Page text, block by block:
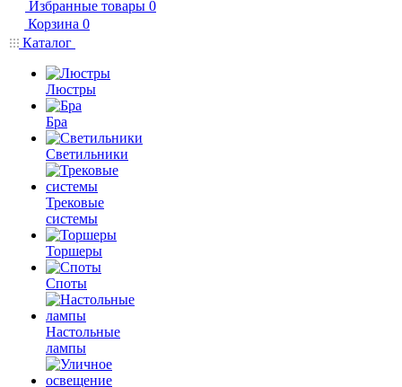
Избранные товары 0
Корзина 0
Каталог
Люстры
Бра
Светильники
Трековые
системы
Торшеры
Споты
Настольные
лампы